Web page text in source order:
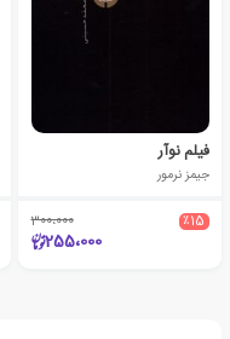
فیلم نوآر
جیمز نرمور
٪15 300،000
255،000